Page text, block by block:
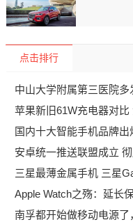
点击排行
中山大学附属第三医院
苹果新旧61W充电器对比
国内十大智能手机品牌
安卓统一推送联盟成立
三星最薄金属手机 三星
Apple Watch之殇：延长
南孚都开始做移动电源